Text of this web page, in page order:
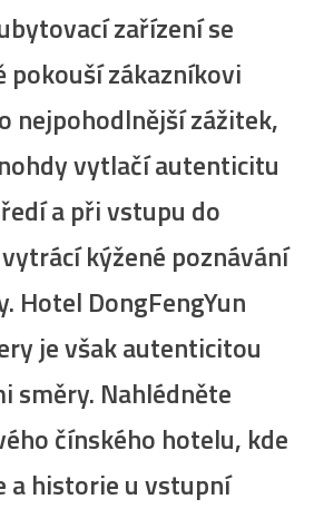
zařízení se
pokouší zákazníkovi
nejpohodlnější zážitek,
vytlačí autenticitu
a při vstupu do
kýžené poznávání
Hotel DongFengYun
je však autenticitou
směry. Nahlédněte
čínského hotelu, kde
a historie u vstupní